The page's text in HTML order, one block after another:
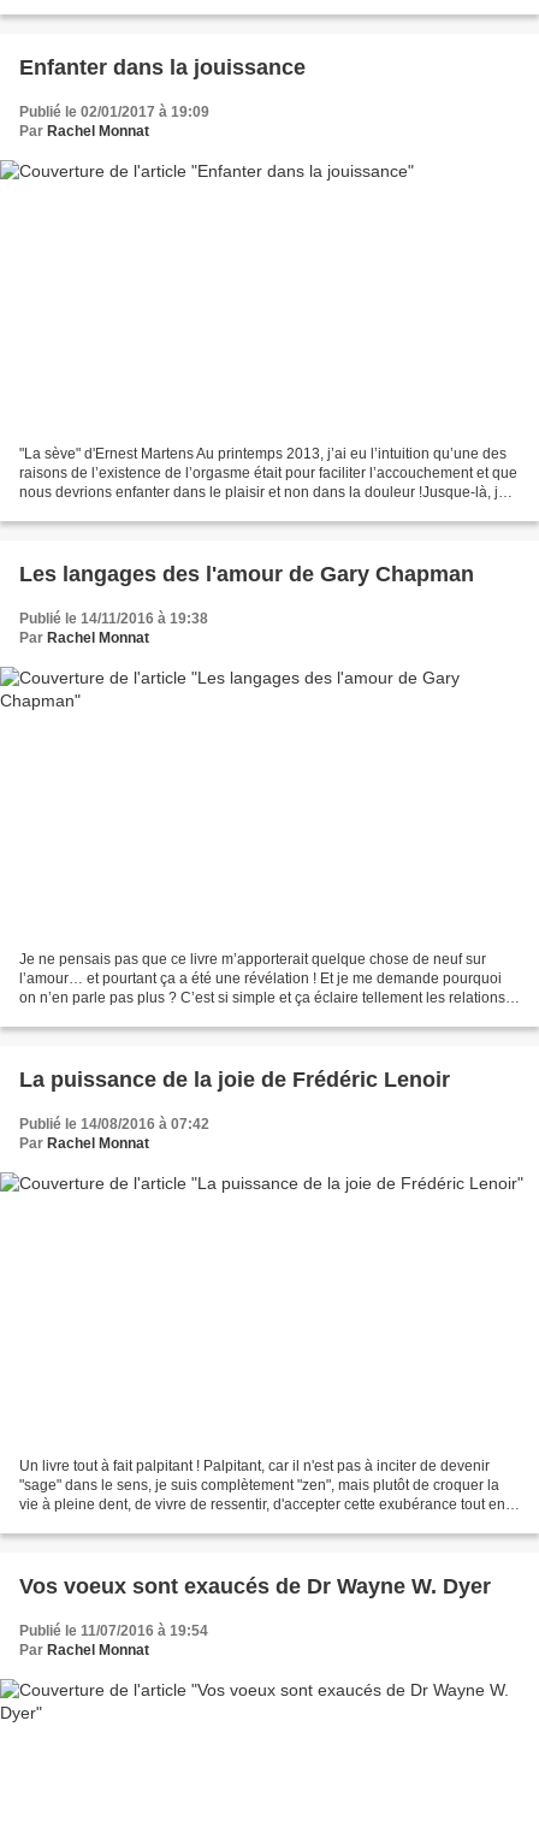
Enfanter dans la jouissance
Publié le 02/01/2017 à 19:09
Par Rachel Monnat
"La sève" d'Ernest Martens Au printemps 2013, j’ai eu l’intuition qu’une des
raisons de l’existence de l’orgasme était pour faciliter l’accouchement et que
nous devrions enfanter dans le plaisir et non dans la douleur !Jusque-là, je
Les langages des l'amour de Gary Chapman
Publié le 14/11/2016 à 19:38
Par Rachel Monnat
Je ne pensais pas que ce livre m’apporterait quelque chose de neuf sur
l’amour… et pourtant ça a été une révélation ! Et je me demande pourquoi
on n’en parle pas plus ? C’est si simple et ça éclaire tellement les relations…
La puissance de la joie de Frédéric Lenoir
Publié le 14/08/2016 à 07:42
Par Rachel Monnat
Un livre tout à fait palpitant ! Palpitant, car il n'est pas à inciter de devenir
"sage" dans le sens, je suis complètement "zen", mais plutôt de croquer la
vie à pleine dent, de vivre de ressentir, d'accepter cette exubérance tout en
Vos voeux sont exaucés de Dr Wayne W. Dyer
Publié le 11/07/2016 à 19:54
Par Rachel Monnat